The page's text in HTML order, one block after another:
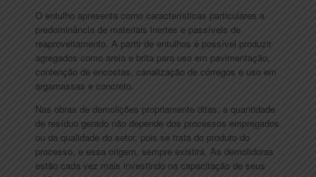
O entulho apresenta como características particulares a
predominância de materiais inertes e passíveis de
reaproveitamento. A partir de entulhos é possível produzir
agregados como areia e brita para uso em pavimentação,
contenção de encostas, canalização de córregos e uso em
argamassas e concreto.
Nas obras de demolições propriamente ditas, a quantidade
de resíduo gerado não depende dos processos empregados
ou da qualidade do setor, pois se trata do produto do
processo, e essa origem, sempre existirá. As demolidoras
estão cada vez mais investindo na capacitação de seus